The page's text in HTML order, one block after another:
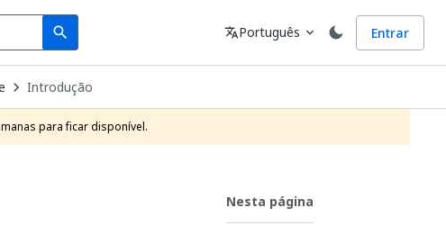
search
Search Idioma
translatePortuguês expand_more Entrar
Introdução
para ficar disponível.
Nesta página